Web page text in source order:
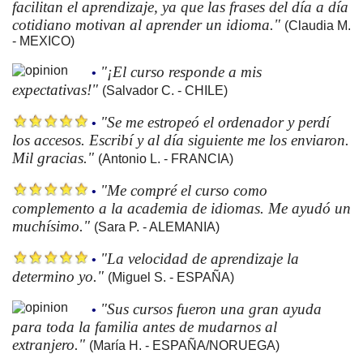
facilitan el aprendizaje, ya que las frases del día a día
cotidiano motivan al aprender un idioma." (Claudia M.
- MEXICO)
• "¡El curso responde a mis
expectativas!" (Salvador C. - CHILE)
• "Se me estropeó el ordenador y perdí
los accesos. Escribí y al día siguiente me los enviaron.
Mil gracias." (Antonio L. - FRANCIA)
• "Me compré el curso como
complemento a la academia de idiomas. Me ayudó un
muchísimo." (Sara P. - ALEMANIA)
• "La velocidad de aprendizaje la
determino yo." (Miguel S. - ESPAÑA)
• "Sus cursos fueron una gran ayuda
para toda la familia antes de mudarnos al
extranjero." (María H. - ESPAÑA/NORUEGA)